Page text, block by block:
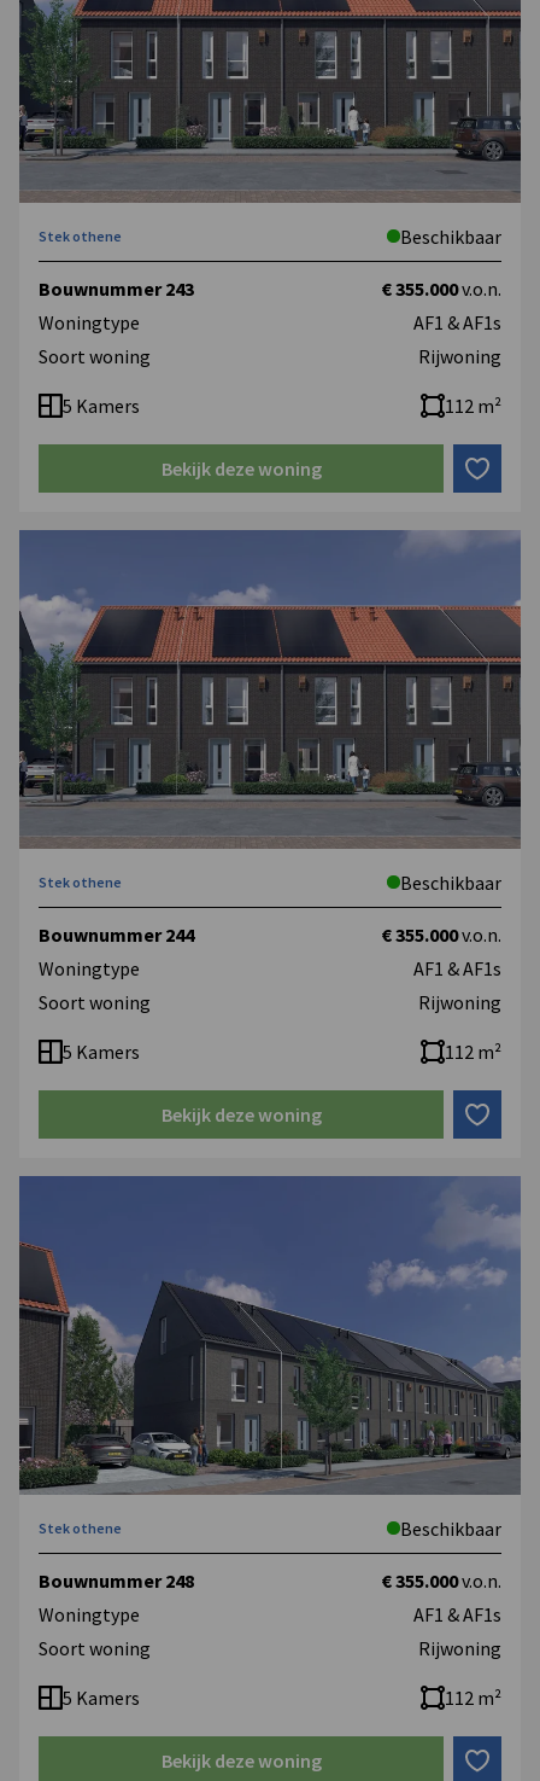
Stek othene Beschikbaar
Bouwnummer 243 € 355.000v.o.n.
Woningtype
AF1 & AF1s
Soort woning
Rijwoning
5 Kamers 112 m²
Bekijk deze woning
Stek othene Beschikbaar
Bouwnummer 244 € 355.000v.o.n.
Woningtype
AF1 & AF1s
Soort woning
Rijwoning
5 Kamers 112 m²
Bekijk deze woning
Stek othene Beschikbaar
Bouwnummer 248 € 355.000v.o.n.
Woningtype
AF1 & AF1s
Soort woning
Rijwoning
5 Kamers 112 m²
Bekijk deze woning